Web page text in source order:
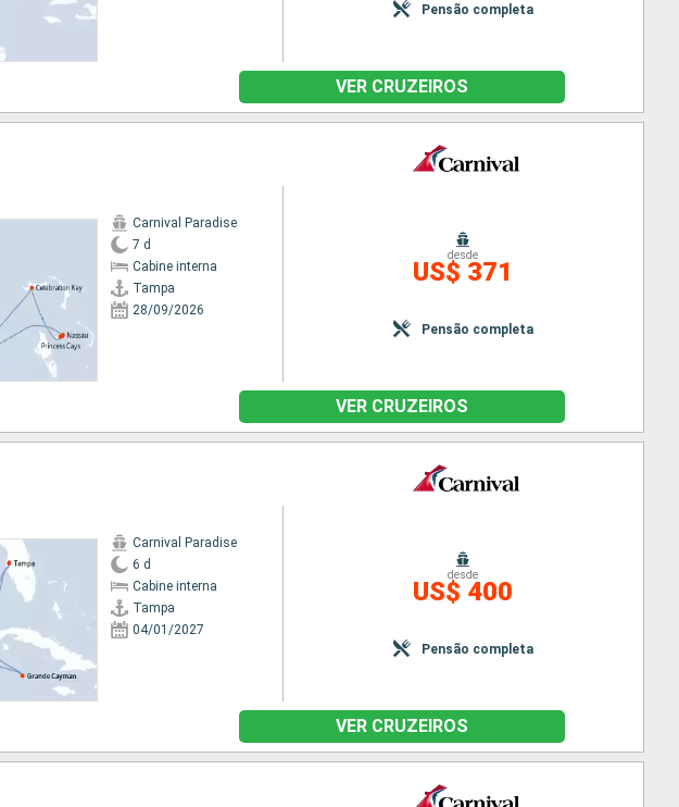
Pensão completa
VER CRUZEIROS
Carnival Paradise
7 d
Cabine interna
Tampa
28/09/2026
desde
US$ 371
Pensão completa
VER CRUZEIROS
Carnival Paradise
6 d
Cabine interna
Tampa
04/01/2027
desde
US$ 400
Pensão completa
VER CRUZEIROS